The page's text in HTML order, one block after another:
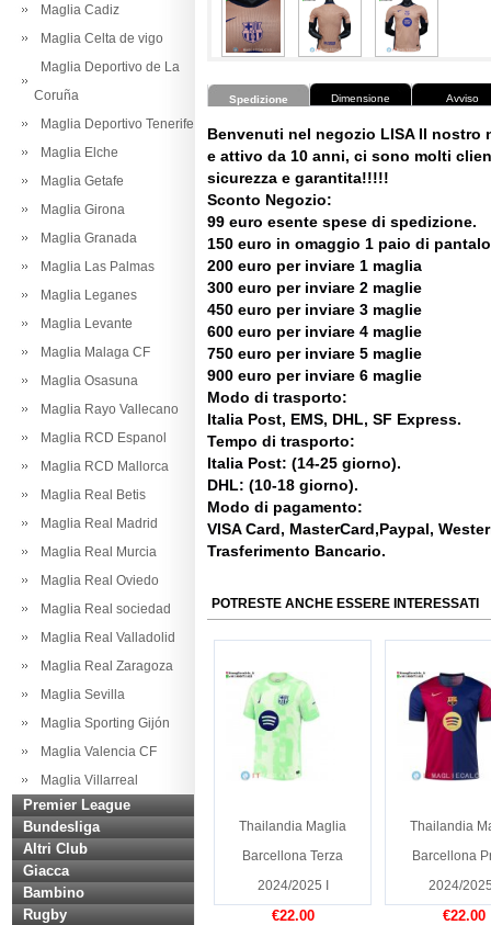
Maglia Cadiz
Maglia Celta de vigo
Maglia Deportivo de La
Coruña
Maglia Deportivo Tenerife
Maglia Elche
Maglia Getafe
Maglia Girona
Maglia Granada
Maglia Las Palmas
Maglia Leganes
Maglia Levante
Maglia Malaga CF
Maglia Osasuna
Maglia Rayo Vallecano
Maglia RCD Espanol
Maglia RCD Mallorca
Maglia Real Betis
Maglia Real Madrid
Maglia Real Murcia
Maglia Real Oviedo
Maglia Real sociedad
Maglia Real Valladolid
Maglia Real Zaragoza
Maglia Sevilla
Maglia Sporting Gijón
Maglia Valencia CF
Maglia Villarreal
Premier League
Bundesliga
Altri Club
Giacca
Bambino
Rugby
Spedizione Dimensione Avviso
Benvenuti nel negozio LISA Il nostro
e attivo da 10 anni, ci sono molti
sicurezza e garantita!!!!!
Sconto Negozio:
99 euro esente spese di spedizione.
150 euro in omaggio 1 paio di
200 euro per inviare 1 maglia
300 euro per inviare 2 maglie
450 euro per inviare 3 maglie
600 euro per inviare 4 maglie
750 euro per inviare 5 maglie
900 euro per inviare 6 maglie
Modo di trasporto:
Italia Post, EMS, DHL, SF Express.
Tempo di trasporto:
Italia Post: (14-25 giorno).
DHL: (10-18 giorno).
Modo di pagamento:
VISA Card, MasterCard,Paypal,
Trasferimento Bancario.
POTRESTE ANCHE ESSERE INTERESSATI
Thailandia Maglia
Barcellona Terza
2024/2025 I
€22.00
Thailandia
Barcellona
2024/
€22.00